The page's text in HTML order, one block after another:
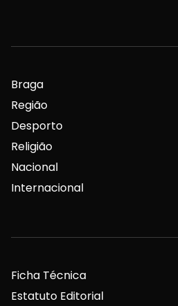
Braga
Região
Desporto
Religião
Nacional
Internacional
Ficha Técnica
Estatuto Editorial